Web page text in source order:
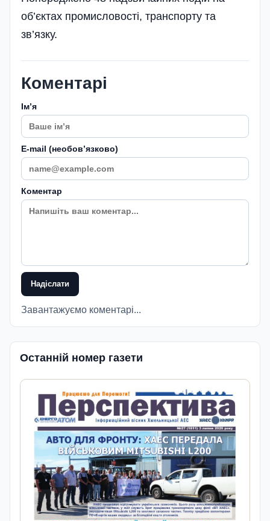
об’єктах промисловості, транспорту та
зв’язку.
Коментарі
Імʼя
E-mail (необовʼязково)
Коментар
Надіслати
Завантажуємо коментарі...
Останній номер газети